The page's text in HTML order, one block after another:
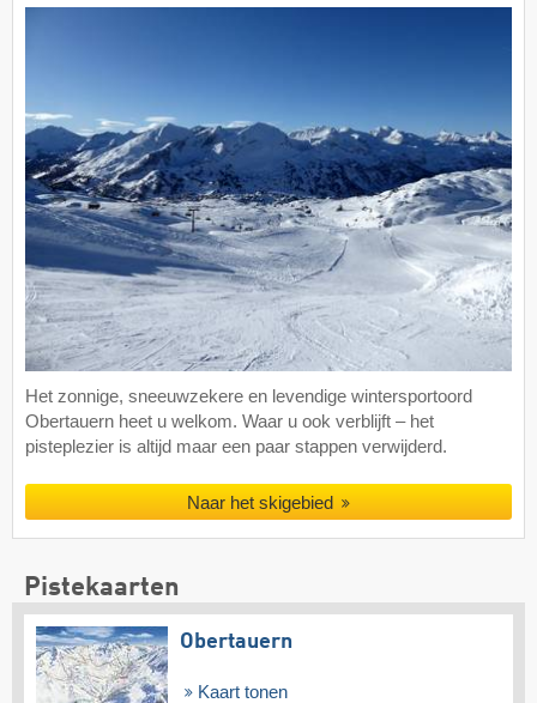
Het zonnige, sneeuwzekere en levendige wintersportoord
Obertauern heet u welkom. Waar u ook verblijft – het
pisteplezier is altijd maar een paar stappen verwijderd.
Naar het skigebied
Pistekaarten
Obertauern
Kaart tonen